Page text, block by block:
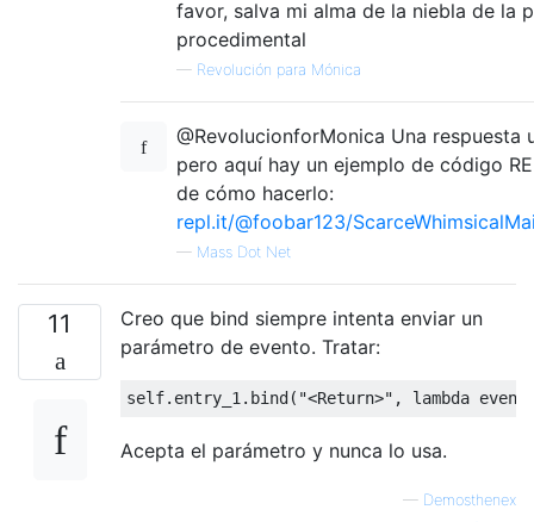
favor, salva mi alma de la niebla de la
procedimental
— Revolución para Mónica
@RevolucionforMonica Una respuesta
pero aquí hay un ejemplo de código
de cómo hacerlo:
repl.it/@foobar123/
— Mass Dot Net
11
Creo que bind siempre intenta enviar un
parámetro de evento. Tratar:
self.entry_1.bind( "<Return>" , lambda
Acepta el parámetro y nunca lo usa.
— Demosthenex